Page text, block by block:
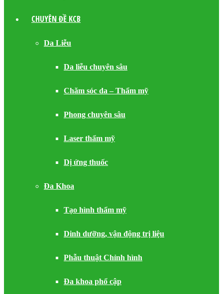
CHUYÊN ĐỀ KCB
Da Liễu
Da liễu chuyên sâu
Chăm sóc da – Thẩm mỹ
Phong chuyên sâu
Laser thẩm mỹ
Dị ứng thuốc
Đa Khoa
Tạo hình thẩm mỹ
Dinh dưỡng, vận động trị liệu
Phẫu thuật Chỉnh hình
Đa khoa phổ cập